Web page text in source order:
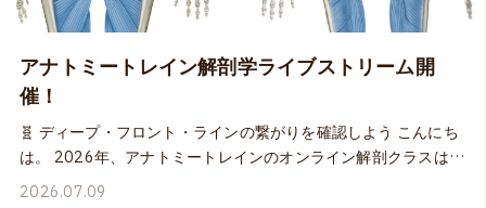
きる最高の学びの時間になります。日本語通訳は、私、谷佳織
が担当させていただきます。 ✨ ぜひご参加くださいね！ 👉 詳
細はこちら
アナトミートレイン解剖学ライブストリーム開
催！
🧬 ディープ・フロント・ラインの繋がりを確認しよう こんにち
は。 2026年、アナトミートレインのオンライン解剖クラスは開
催されないのかなぁ？と不安な気持ちになってしまっていた皆
2026.07.09